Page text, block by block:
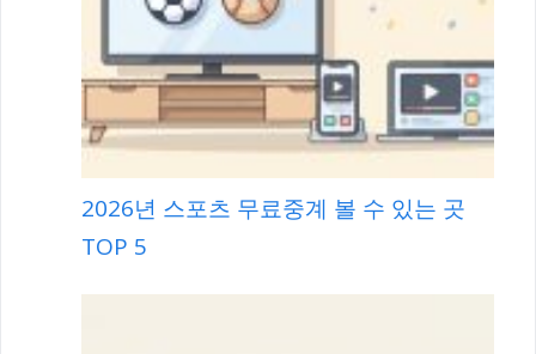
2026년 스포츠 무료중계 볼 수 있는 곳
TOP 5